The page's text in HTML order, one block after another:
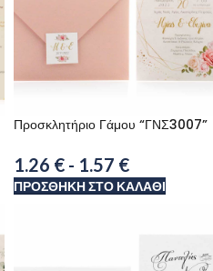
Προσκλητήριο Γάμου “ΓΝΣ3007”
1.26 € - 1.57 €
ΠΡΟΣΘΉΚΗ ΣΤΟ ΚΑΛΆΘΙ